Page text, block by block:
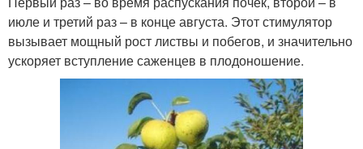
июле и третий раз – в конце августа. Этот стимулятор
вызывает мощный рост листвы и побегов, и значительно
ускоряет вступление саженцев в плодоношение.